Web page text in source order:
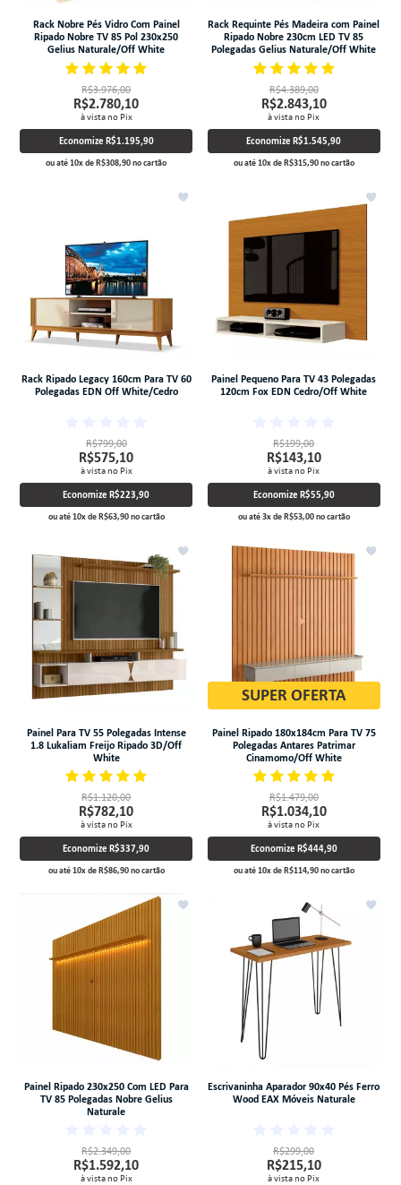
Rack Nobre Pés Vidro Com Painel
Ripado Nobre TV 85 Pol 230x250
Gelius Naturale/Off White
R$3.976,00
R$2.780,10
à vista no Pix
Economize R$1.195,90
ou até10xdeR$308,90no cartão
Rack Requinte Pés Madeira com Painel
Ripado Nobre 230cm LED TV 85
Polegadas Gelius Naturale/Off White
R$4.389,00
R$2.843,10
à vista no Pix
EconomizeR$1.545,90
ou até10xdeR$315,90no cartão
Rack Ripado Legacy 160cm Para TV 60
Polegadas EDN Off White/Cedro
R$799,00
R$575,10
à vista no Pix
EconomizeR$223,90
ou até10xdeR$63,90no cartão
Painel Pequeno Para TV 43 Polegadas
120cm Fox EDN Cedro/Off White
R$199,00
R$143,10
à vista no Pix
Economize R$55,90
ou até3xdeR$53,00no cartão
Painel Para TV 55 Polegadas Intense
1.8 Lukaliam Freijo Ripado 3D/Off
White
R$1.120,00
R$782,10
à vista no Pix
EconomizeR$337,90
ou até10xdeR$86,90no cartão
SUPER OFERTA
Painel Ripado 180x184cm Para TV 75
Polegadas Antares Patrimar
Cinamomo/Off White
R$1.479,00
R$1.034,10
à vista no Pix
Economize R$444,90
ou até10xdeR$114,90no cartão
Painel Ripado 230x250 Com LED Para
TV 85 Polegadas Nobre Gelius
Naturale
R$2.349,00
R$1.592,10
à vista no Pix
Escrivaninha Aparador 90x40 Pés Ferro
Wood EAX Móveis Naturale
R$299,00
R$215,10
à vista no Pix